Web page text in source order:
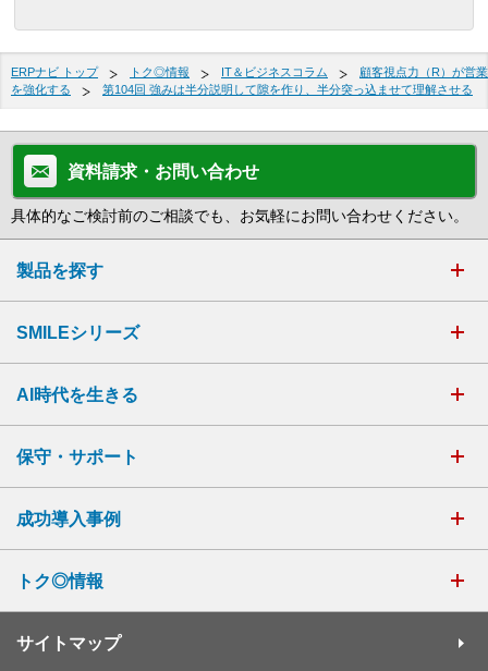
ERPナビ トップ トク◎情報 IT＆ビジネスコラム
顧客視点力（R）が営業
を強化する
第104回 強みは半分説明して隙を作り、半分突っ込ませて理解させる
資料請求・お問い合わせ
具体的なご検討前のご相談でも、お気軽にお問い合わせください。
製品を探す
SMILEシリーズ
AI時代を生きる
保守・サポート
成功導入事例
トク◎情報
サイトマップ